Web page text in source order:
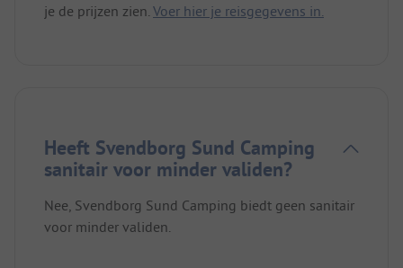
je de prijzen zien. Voer hier je reisgegevens in.
Heeft Svendborg Sund Camping
sanitair voor minder validen?
Nee, Svendborg Sund Camping biedt geen sanitair
voor minder validen.